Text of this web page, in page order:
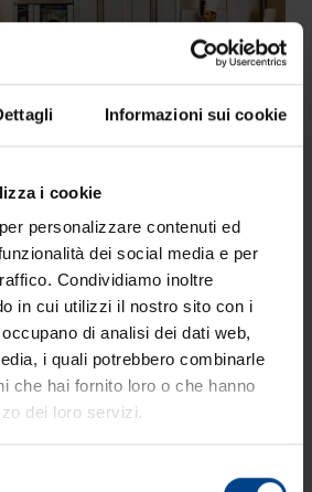
Informazioni sui cookie
i cookie
personalizzare contenuti ed
dei social media e per
Condividiamo inoltre
in cui utilizzi il nostro sito con i
di analisi dei dati web,
i quali potrebbero combinarle
che hai fornito loro o che hanno
dei loro servizi.
la qualità dell’olio
viene valutata quasi
alla sua provenienza,
Olitalia rivoluziona il
una nuova filosofia di
sull’effetto.
che ha portato Olitalia a
linea di oli extravergine di